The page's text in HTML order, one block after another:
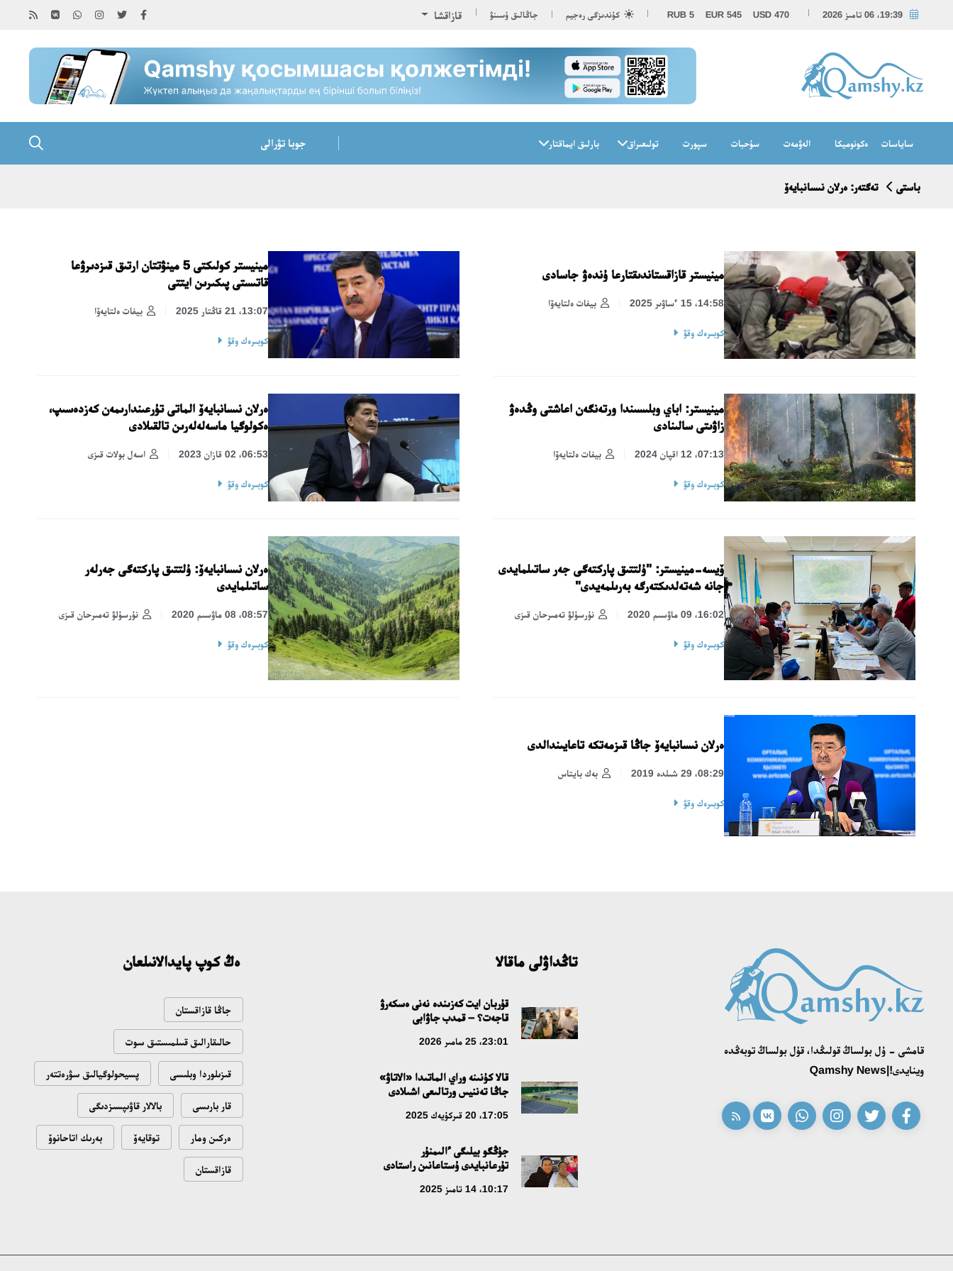
19:39، 06 تامىز 2026 USD 470
EUR 545
RUB 5 كۇندىزگى رەجيم جاڭالىق ۇسىنۋ قازاقشا
ساياسات ەكونوميكا الەۋمەت سۇحبات سپورت تولىعىراق بارلىق ايماقتار جوبا تۋرالى
باستى تەگتەر: ەرلان نىسانبايەۆ
مينيستر قازاقستاندىقتارعا ۇندەۋ جاسادى
بيفات ەلتايەۆا 14:58، 15 ءساۋىر 2025
كوبىرەك وقۋ
مينيستر كولىكتى 5 مينۋتتان ارتىق قىزدىرۋعا
قاتىستى پىكىرىن ايتتى
بيفات ەلتايەۆا 13:07، 21 قاڭتار 2025
كوبىرەك وقۋ
مينيستر: اباي وبلىسىندا ورتەنگەن اعاشتى وڭدەۋ
زاۋىتى سالىنادى
بيفات ەلتايەۆا 07:13، 12 اقپان 2024
كوبىرەك وقۋ
ەرلان نىسانبايەۆ الماتى تۇرعىندارىمەن كەزدەسىپ،
ەكولوگيا ماسەلەلەرىن تالقىلادى
اسەل بولات قىزى 06:53، 02 قازان 2023
كوبىرەك وقۋ
ۆيسە-مينيستر: "ۇلتتىق پاركتەگى جەر ساتىلمايدى
جانە شەتەلدىكتەرگە بەرىلمەيدى"
نۇرسۇلۋ تەمىرحان قىزى 16:02، 09 ماۋسىم 2020
كوبىرەك وقۋ
ەرلان نىسانبايەۆ: ۇلتتىق پاركتەگى جەرلەر
ساتىلمايدى
نۇرسۇلۋ تەمىرحان قىزى 08:57، 08 ماۋسىم 2020
كوبىرەك وقۋ
ەرلان نىسانبايەۆ جاڭا قىزمەتكە تاعايىندالدى
بەك بايتاس 08:29، 29 شىلدە 2019
كوبىرەك وقۋ
قامشى - ۇل بولساڭ قولىڭدا، قۇل بولساڭ توبەڭدە
وينايدى!|Qamshy News
تاڭداۋلى ماقالا
قۇربان ايت كەزىندە نەنى ەسكەرۋ
قاجەت؟ – قمدب جاۋابى
23:01، 25 مامىر 2026
قالا كۇنىنە وراي الماتىدا «الاتاۋ»
جاڭا تەننيس ورتالىعى اشىلادى
17:05، 20 قىركۇيەك 2025
جۇڭگو بيلىگى ءالىمنۇر
تۇرعانبايدى ۇستاعانىن راستادى
10:17، 14 تامىز 2025
ەڭ كوپ پايدالانىلعان
جاڭا قازاقستان
حالىقارالىق قىىلمىستىق سوت
قىزىلوردا وبلىسى پسيحولوگيالىق سۋرەتتەر
قار بارىسى بالالار قاۋىپسىزدىگى
ەركىن ومار توقايەۆ بەرىك اتاحانوۆ
قازاقستان